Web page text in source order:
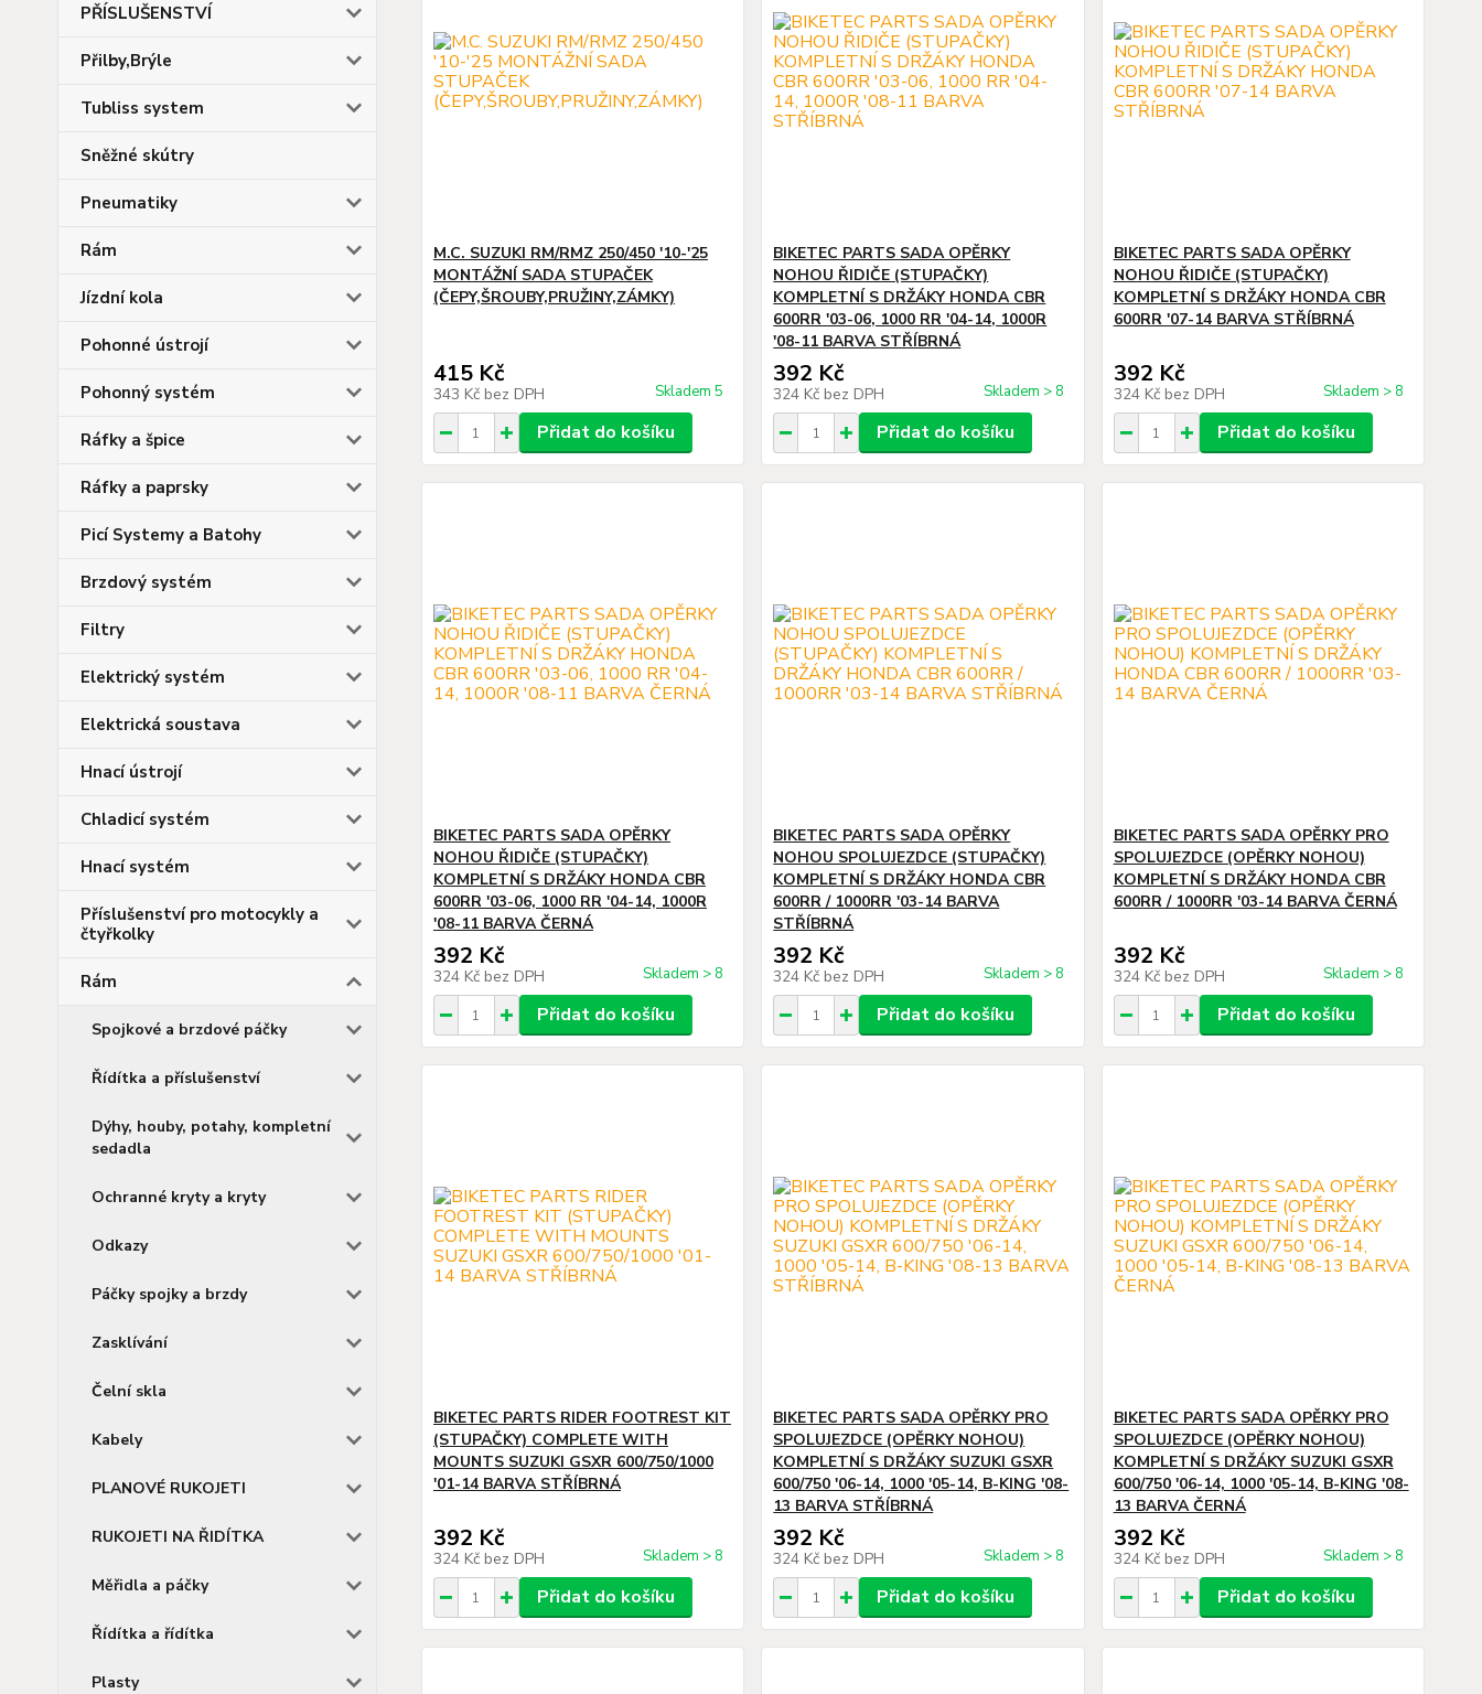
PŘÍSLUŠENSTVÍ
Přilby,Brýle
Tubliss system
Sněžné skútry
Pneumatiky
Rám
Jízdní kola
Pohonné ústrojí
Pohonný systém
Ráfky a špice
Ráfky a paprsky
Picí Systemy a Batohy
Brzdový systém
Filtry
Elektrický systém
Elektrická soustava
Hnací ústrojí
Chladicí systém
Hnací systém
Příslušenství pro motocykly a
čtyřkolky
Rám
Spojkové a brzdové páčky
Řídítka a příslušenství
Dýhy, houby, potahy, kompletní
sedadla
Ochranné kryty a kryty
Odkazy
Páčky spojky a brzdy
Zasklívání
Čelní skla
Kabely
PLANOVÉ RUKOJETI
RUKOJETI NA ŘIDÍTKA
Měřidla a páčky
Řídítka a řídítka
Plasty
M.C. SUZUKI RM/RMZ 250/450 '10-'25
MONTÁŽNÍ SADA STUPAČEK
(ČEPY,ŠROUBY,PRUŽINY,ZÁMKY)
415 Kč
343 Kč bez DPH Skladem 5
Přidat do košíku
BIKETEC PARTS SADA OPĚRKY
NOHOU ŘIDIČE (STUPAČKY)
KOMPLETNÍ S DRŽÁKY HONDA CBR
600RR '03-06, 1000 RR '04-14, 1000R
'08-11 BARVA STŘÍBRNÁ
392 Kč
324 Kč bez DPH Skladem > 8
Přidat do košíku
BIKETEC PARTS SADA OPĚRKY
NOHOU ŘIDIČE (STUPAČKY)
KOMPLETNÍ S DRŽÁKY HONDA CBR
600RR '07-14 BARVA STŘÍBRNÁ
392 Kč
324 Kč bez DPH Skladem > 8
Přidat do košíku
BIKETEC PARTS SADA OPĚRKY
NOHOU ŘIDIČE (STUPAČKY)
KOMPLETNÍ S DRŽÁKY HONDA CBR
600RR '03-06, 1000 RR '04-14, 1000R
'08-11 BARVA ČERNÁ
392 Kč
324 Kč bez DPH Skladem > 8
Přidat do košíku
BIKETEC PARTS SADA OPĚRKY
NOHOU SPOLUJEZDCE (STUPAČKY)
KOMPLETNÍ S DRŽÁKY HONDA CBR
600RR / 1000RR '03-14 BARVA
STŘÍBRNÁ
392 Kč
324 Kč bez DPH Skladem > 8
Přidat do košíku
BIKETEC PARTS SADA OPĚRKY PRO
SPOLUJEZDCE (OPĚRKY NOHOU)
KOMPLETNÍ S DRŽÁKY HONDA CBR
600RR / 1000RR '03-14 BARVA ČERNÁ
392 Kč
324 Kč bez DPH Skladem > 8
Přidat do košíku
BIKETEC PARTS RIDER FOOTREST KIT
(STUPAČKY) COMPLETE WITH
MOUNTS SUZUKI GSXR 600/750/1000
'01-14 BARVA STŘÍBRNÁ
392 Kč
324 Kč bez DPH Skladem > 8
Přidat do košíku
BIKETEC PARTS SADA OPĚRKY PRO
SPOLUJEZDCE (OPĚRKY NOHOU)
KOMPLETNÍ S DRŽÁKY SUZUKI GSXR
600/750 '06-14, 1000 '05-14, B-KING '08-
13 BARVA STŘÍBRNÁ
392 Kč
324 Kč bez DPH Skladem > 8
Přidat do košíku
BIKETEC PARTS SADA OPĚRKY PRO
SPOLUJEZDCE (OPĚRKY NOHOU)
KOMPLETNÍ S DRŽÁKY SUZUKI GSXR
600/750 '06-14, 1000 '05-14, B-KING '08-
13 BARVA ČERNÁ
392 Kč
324 Kč bez DPH Skladem > 8
Přidat do košíku